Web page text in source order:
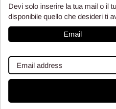
Devi solo inserire la tua mail o il
disponibile quello che desideri ti
Email